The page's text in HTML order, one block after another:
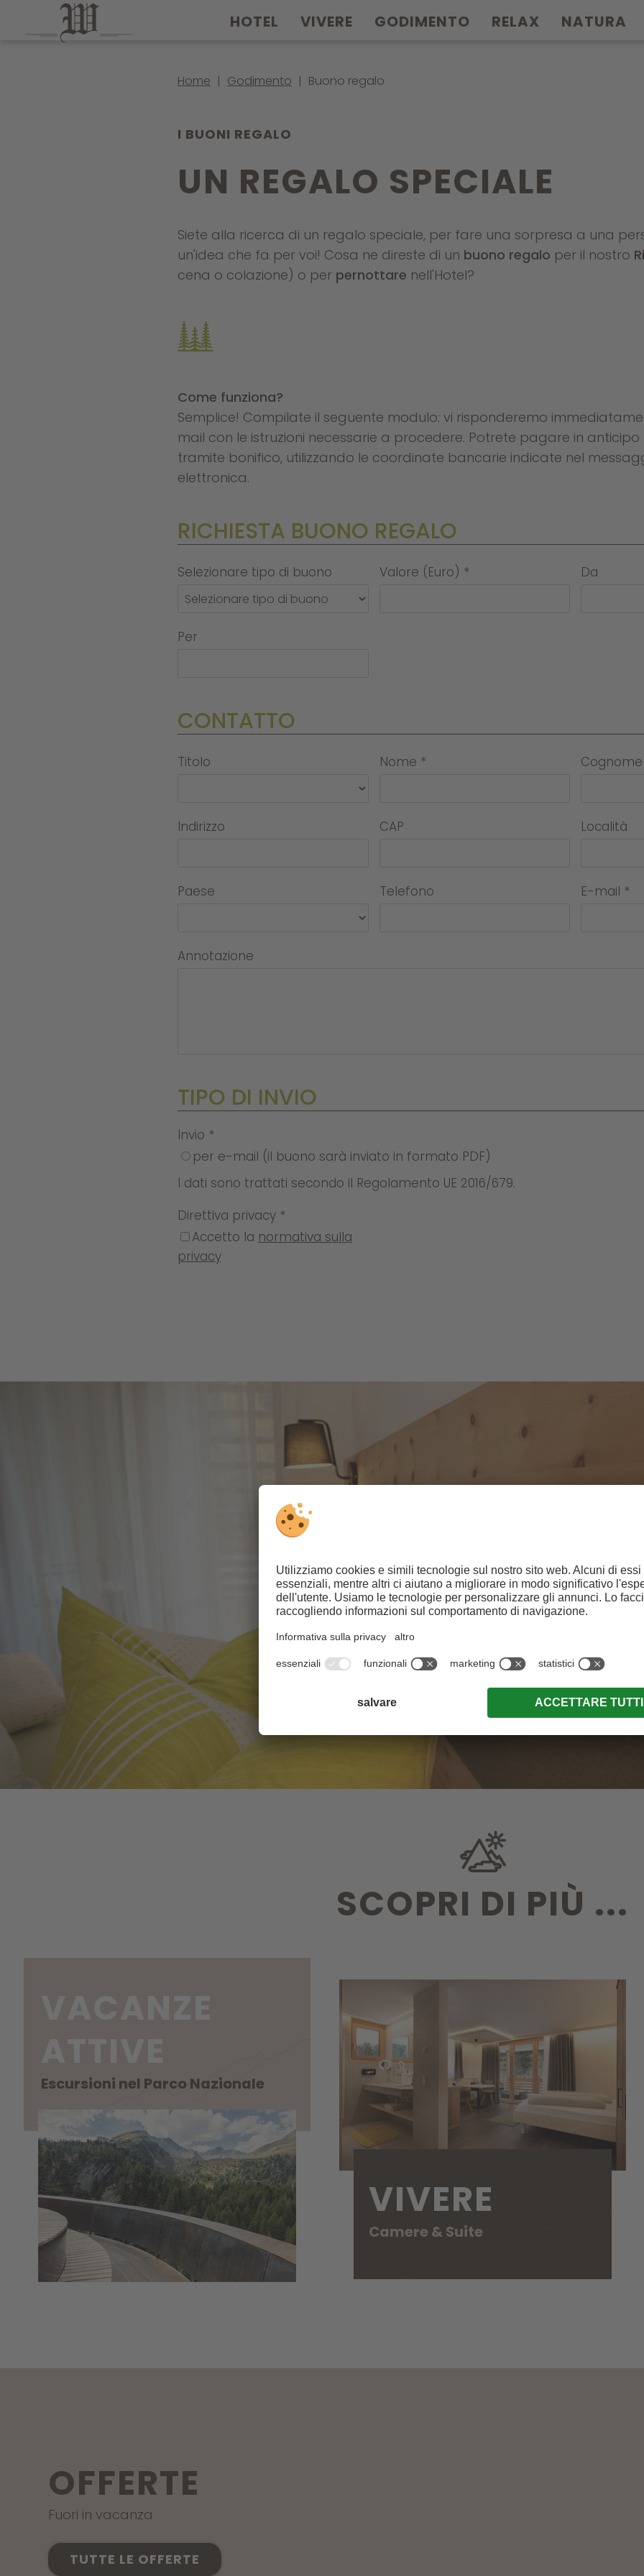
HOTEL VIVERE GODIMENTO RELAX NATURA
Home | Godimento | Buono regalo
I BUONI REGALO
UN REGALO SPECIALE
Siete alla ricerca di un regalo speciale, per fare una sorpresa a una
un'idea che fa per voi! Cosa ne direste di un buono regalo per il nostro
cena o colazione) o per pernottare nell'Hotel?
Come funziona?
Semplice! Compilate il seguente modulo: vi risponderemo
mail con le istruzioni necessarie a procedere. Potrete pagare in
tramite bonifico, utilizzando le coordinate bancarie indicate nel
elettronica.
RICHIESTA BUONO REGALO
Selezionare tipo di buono Valore (Euro) * Da
Per
CONTATTO
Titolo Nome * Cognome
Indirizzo CAP Località
Paese Telefono E-mail *
Annotazione
TIPO DI INVIO
Invio *
per e-mail (il buono sarà inviato in formato PDF)
I dati sono trattati secondo il Regolamento UE 2016/679.
Direttiva privacy *
Accetto la normativa sulla
privacy
SCOPRI DI PIÙ ...
Escursioni nel Parco Nazionale
VIVERE
Camere & Suite
OFFERTE
Fuori in vacanza
TUTTE LE OFFERTE